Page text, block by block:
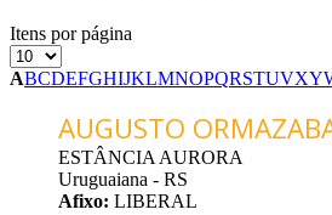
Itens por página
ABCDEFGHIJKLMNOPQRSTUVXY
AUGUSTO
ESTÂNCIA AURORA
Uruguaiana - RS
Afixo: LIBERAL